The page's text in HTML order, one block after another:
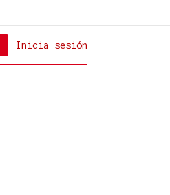
Inicia sesión